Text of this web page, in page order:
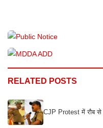
RELATED POSTS
CJP Protest में रौब से